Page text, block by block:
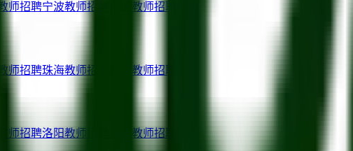
教师招聘宁波教师招聘 教师招聘
教师招聘珠海教师招聘 教师招聘
教师招聘洛阳教师招聘 教师招聘